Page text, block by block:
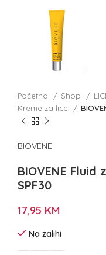
Početna Shop
Kreme za lice
BIOVENE
BIOVENE
SPF30
17,95 KM
Na zalihi